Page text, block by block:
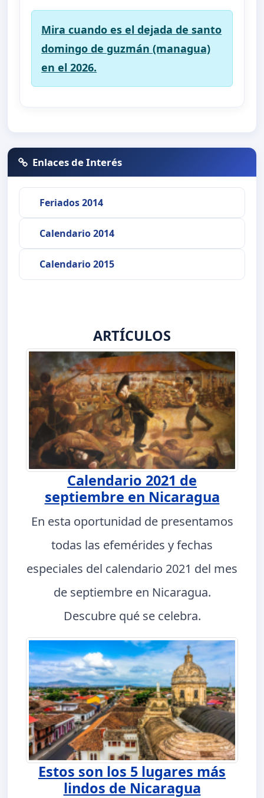
Mira cuando es el dejada de santo
domingo de guzmán (managua)
en el 2026.
Enlaces de Interés
Feriados 2014
Calendario 2014
Calendario 2015
ARTÍCULOS
Calendario 2021 de
septiembre en Nicaragua
En esta oportunidad de presentamos
todas las efemérides y fechas
especiales del calendario 2021 del mes
de septiembre en Nicaragua.
Descubre qué se celebra.
Estos son los 5 lugares más
lindos de Nicaragua